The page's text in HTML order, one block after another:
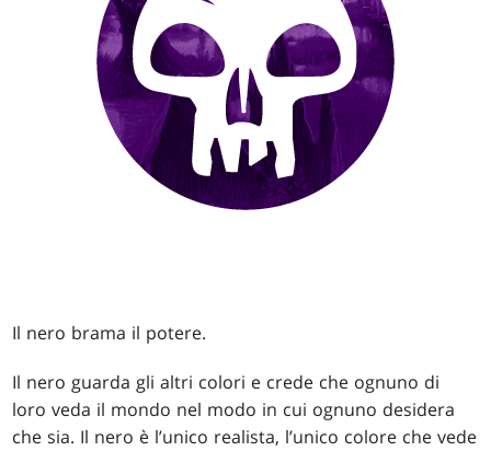
Il nero brama il potere.
Il nero guarda gli altri colori e crede che ognuno di
loro veda il mondo nel modo in cui ognuno desidera
che sia. Il nero è l’unico realista, l’unico colore che vede